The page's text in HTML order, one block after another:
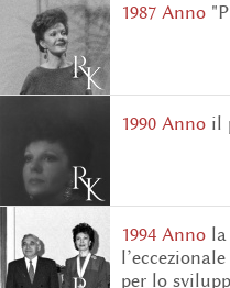
1987 Аnno
1990 Аnno il
1994 Аnno
per lo